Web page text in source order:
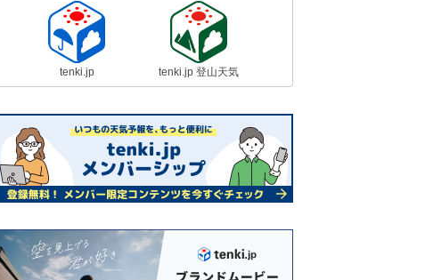
tenki.jp tenki.jp 登山天気